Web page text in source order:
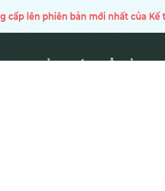
TRANG CHỦ HƯỚNG DẪN SỬ DỤNG